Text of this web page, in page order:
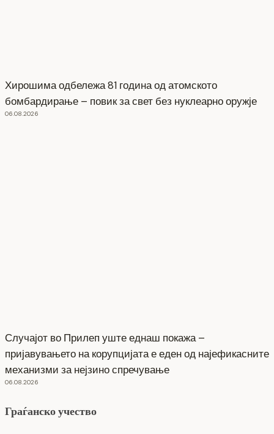
Хирошима одбележа 81 година од атомското
бомбардирање – повик за свет без нуклеарно оружје
06.08.2026
Случајот во Прилеп уште еднаш покажа –
пријавувањето на корупцијата е еден од најефикасните
механизми за нејзино спречување
06.08.2026
Граѓанско учество